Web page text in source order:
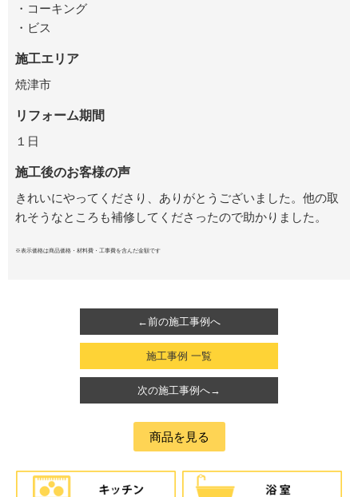
・コーキング
・ビス
施工エリア
焼津市
リフォーム期間
１日
施工後のお客様の声
きれいにやってくださり、ありがとうございました。他の取
れそうなところも補修してくださったので助かりました。
※表示価格は商品価格・材料費・工事費を含んだ金額です
←前の施工事例へ
施工事例 一覧
次の施工事例へ→
商品を見る